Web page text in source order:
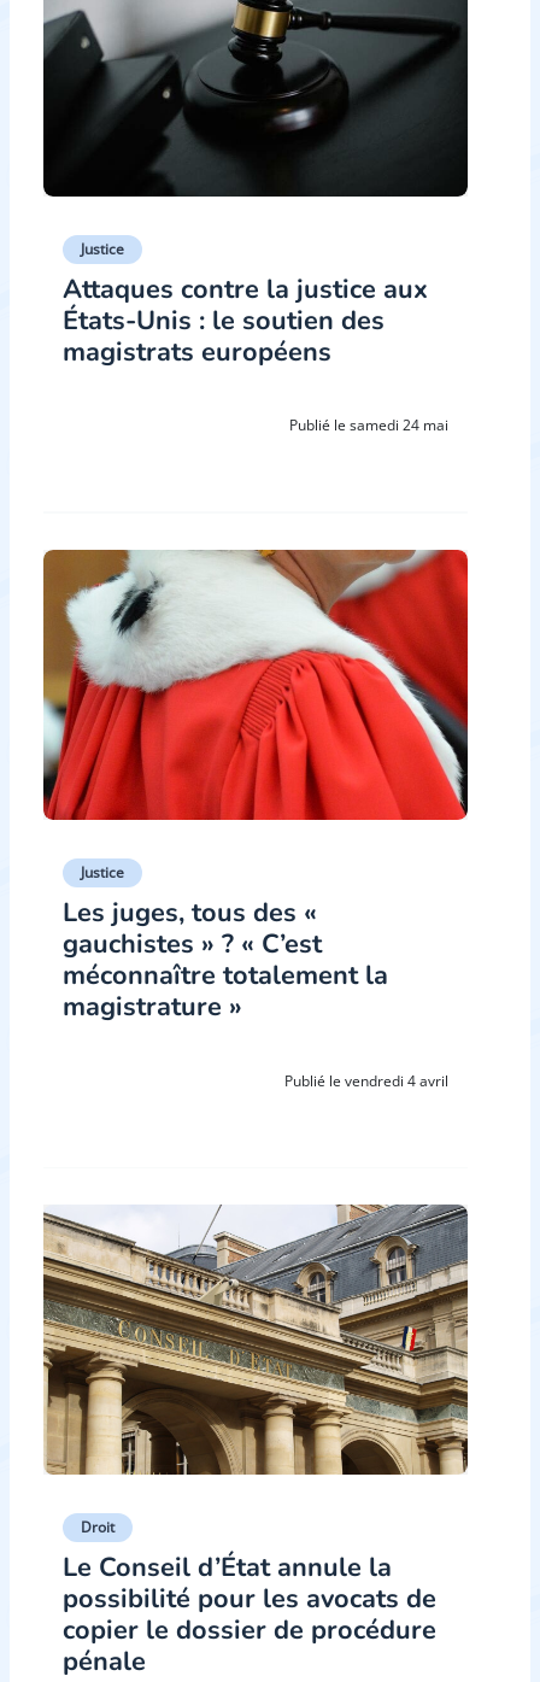
Justice
Attaques contre la justice aux
États-Unis : le soutien des
magistrats européens
Publié le samedi 24 mai
Justice
Les juges, tous des «
gauchistes » ? « C’est
méconnaître totalement la
magistrature »
Publié le vendredi 4 avril
Droit
Le Conseil d’État annule la
possibilité pour les avocats de
copier le dossier de procédure
pénale